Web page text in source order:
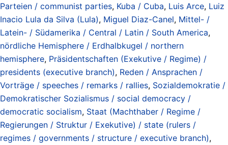
Parteien / communist parties, Kuba / Cuba, Luis Arce, Luiz
Inacio Lula da Silva (Lula), Miguel Diaz-Canel, Mittel- /
Latein- / Südamerika / Central / Latin / South America,
nördliche Hemisphere / Erdhalbkugel / northern
hemisphere, Präsidentschaften (Exekutive / Regime) /
presidents (executive branch), Reden / Ansprachen /
Vorträge / speeches / remarks / rallies, Sozialdemokratie /
Demokratischer Sozialismus / social democracy /
democratic socialism, Staat (Machthaber / Regime /
Regierungen / Struktur / Exekutive) / state (rulers /
regimes / governments / structure / executive branch),